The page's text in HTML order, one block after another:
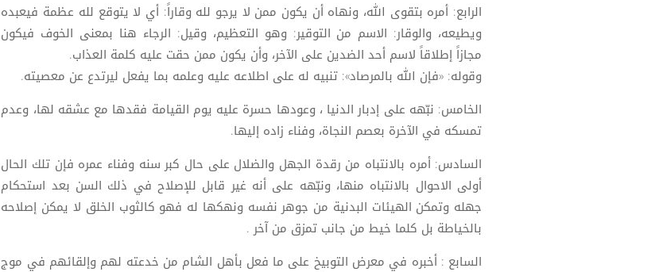
الرابع: أمره بتقوى الله، ونهاه أن يكون ممن لا يرجو لله وقاراً: أي لا يتوقع لله عظمة فيعبده
ويطيعه، والوقار: الاسم من التوقير: وهو التعظيم، وقيل: الرجاء هنا بمعنى الخوف فيكون
مجازاً إطلاقاً لاسم أحد الضدين على الآخر، وأن يكون ممن حقت عليه كلمة العذاب.
وقوله: «فإن الله بالمرصاد»: تنبيه له على اطلاعه عليه وعلمه بما يفعل ليرتدع عن معصيته.
الخامس: نبّهه على إدبار الدنيا ، وعودها حسرة عليه يوم القيامة فقدها مع عشقه لها، وعدم
تمسكه في الآخرة بعصم النجاة، وفناء زاده إليها.
السادس: أمره بالانتباه من رقدة الجهل والضلال على حال كبر سنه وفناء عمره فإن تلك الحال
أولى الاحوال بالانتباه منها، ونبّهه على أنه غير قابل للإصلاح في ذلك السن بعد استحكام
جهله وتمكن الهيئات البدنية من جوهر نفسه ونهكها له فهو كالثوب الخلق لا يمكن إصلاحه
بالخياطة بل كلما خيط من جانب تمزق من آخر .
السابع : أخبره في معرض التوبيخ على ما فعل بأهل الشام من خدعته لهم وإلقائهم في موج